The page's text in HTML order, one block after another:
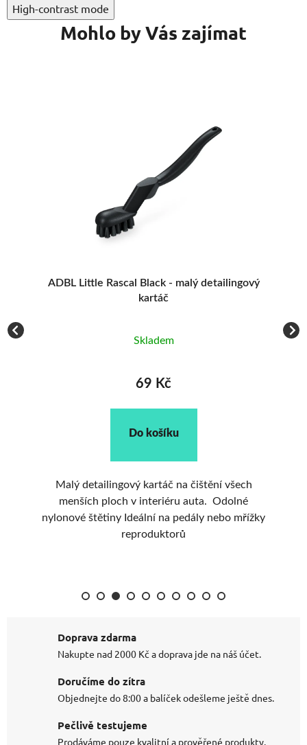
High-contrast mode
Mohlo by Vás zajímat
ADBL Little Rascal Black - malý detailingový
kartáč
Skladem
69 Kč
Do košíku
Malý detailingový kartáč na čištění všech
menších ploch v interiéru auta. Odolné
nylonové štětiny Ideální na pedály nebo mřížky
reproduktorů
Doprava zdarma
Nakupte nad 2000 Kč a doprava jde na náš účet.
Doručíme do zítra
Objednejte do 8:00 a balíček odešleme ještě dnes.
Pečlivě testujeme
Prodáváme pouze kvalitní a prověřené produkty.